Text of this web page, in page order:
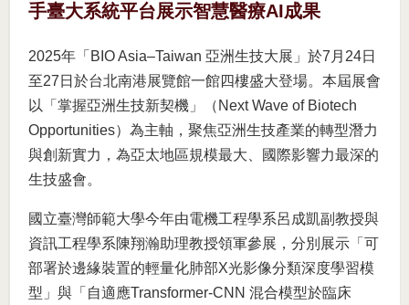
手臺大系統平台展示智慧醫療AI成果
2025年「BIO Asia–Taiwan 亞洲生技大展」於7月24日
至27日於台北南港展覽館一館四樓盛大登場。本屆展會
以「掌握亞洲生技新契機」（Next Wave of Biotech
Opportunities）為主軸，聚焦亞洲生技產業的轉型潛力
與創新實力，為亞太地區規模最大、國際影響力最深的
生技盛會。
國立臺灣師範大學今年由電機工程學系呂成凱副教授與
資訊工程學系陳翔瀚助理教授領軍參展，分別展示「可
部署於邊緣裝置的輕量化肺部X光影像分類深度學習模
型」與「自適應Transformer-CNN 混合模型於臨床